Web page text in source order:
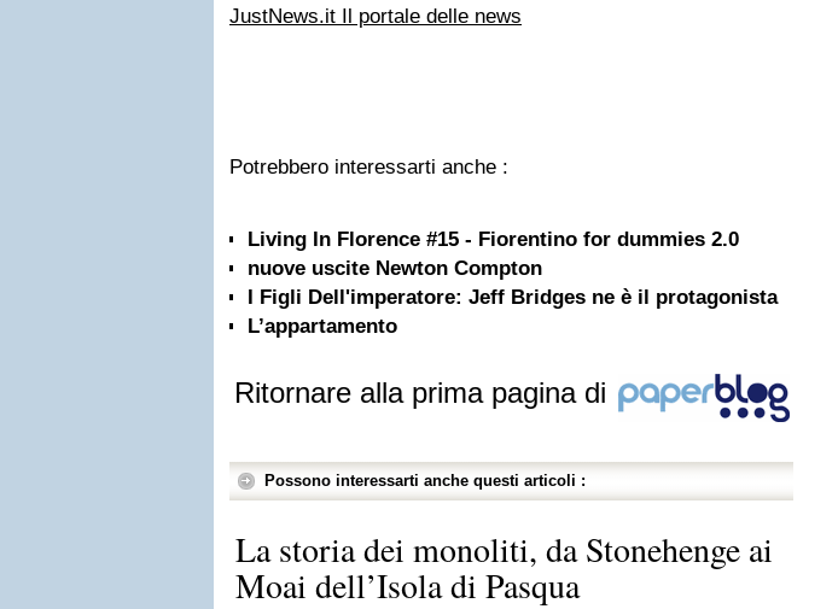
JustNews.it Il portale delle news
Potrebbero interessarti anche :
Living In Florence #15 - Fiorentino for dummies 2.0
nuove uscite Newton Compton
I Figli Dell'imperatore: Jeff Bridges ne è il protagonista
L’appartamento
Ritornare alla prima pagina di
Possono interessarti anche questi articoli :
La storia dei monoliti, da Stonehenge ai
Moai dell’Isola di Pasqua